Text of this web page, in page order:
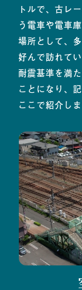
トルで、古レ
う電車や電車
場所として、
好んで訪れて
耐震基準を満
ことになり、
ここで紹介しま